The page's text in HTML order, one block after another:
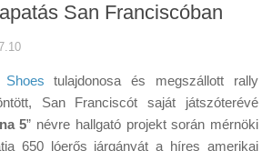
San Franciscóban
tulajdonosa és megszállott rally
San Franciscót saját játszóterévé
5” névre hallgató projekt során mérnöki
650 lóerős járgányát a híres amerikai